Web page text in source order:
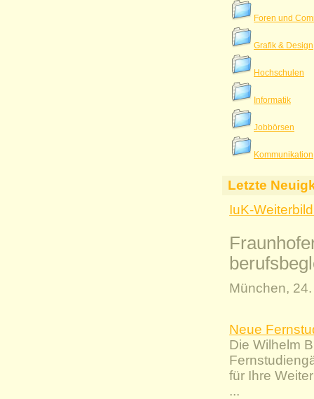
Foren und
Grafik & Design
Hochschulen
Informatik
Jobbörsen
Kommunikation
Letzte
IuK-
München,
Neue
Die Wilhelm
für Ihre
...